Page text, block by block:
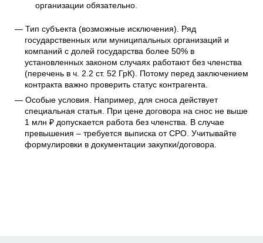
организации обязательно.
Тип субъекта (возможные исключения). Ряд
государственных или муниципальных организаций и
компаний с долей государства более 50% в
установленных законом случаях работают без членства
(перечень в ч. 2.2 ст. 52 ГрК). Потому перед заключением
контракта важно проверить статус контрагента.
Особые условия. Например, для сноса действует
специальная статья. При цене договора на снос не выше
1 млн ₽ допускается работа без членства. В случае
превышения – требуется выписка от СРО. Учитывайте
формулировки в документации закупки/договора.